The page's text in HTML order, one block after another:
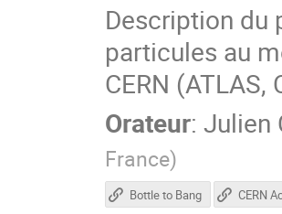
Description du
particules au
CERN (ATLAS,
Orateur: Julien
France)
Bottle to Bang